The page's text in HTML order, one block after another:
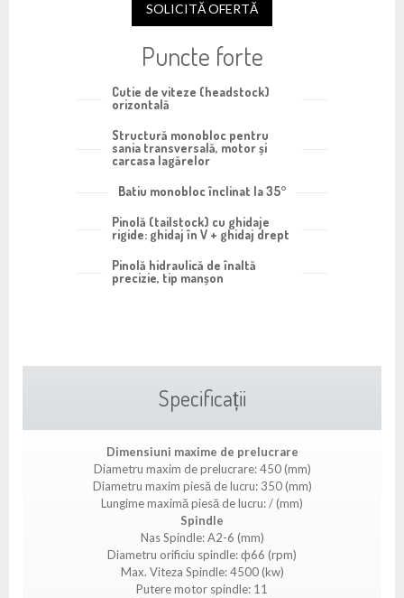
SOLICITĂ OFERTĂ
Puncte forte
Cutie de viteze (headstock)
orizontală
Structură monobloc pentru
sania transversală, motor și
carcasa lagărelor
Batiu monobloc înclinat la 35°
Pinolă (tailstock) cu ghidaje
rigide: ghidaj în V + ghidaj drept
Pinolă hidraulică de înaltă
precizie, tip manșon
Specificații
Dimensiuni maxime de prelucrare
Diametru maxim de prelucrare: 450 (mm)
Diametru maxim piesă de lucru: 350 (mm)
Lungime maximă piesă de lucru: / (mm)
Spindle
Nas Spindle: A2-6 (mm)
Diametru orificiu spindle: ф66 (rpm)
Max. Viteza Spindle: 4500 (kw)
Putere motor spindle: 11